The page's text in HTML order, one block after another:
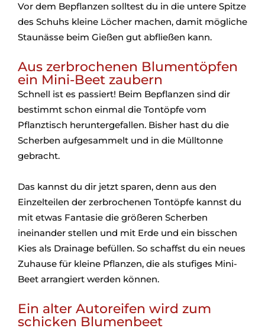
Vor dem Bepflanzen solltest du in die untere Spitze
des Schuhs kleine Löcher machen, damit mögliche
Staunässe beim Gießen gut abfließen kann.
Aus zerbrochenen Blumentöpfen
ein Mini-Beet zaubern
Schnell ist es passiert! Beim Bepflanzen sind dir
bestimmt schon einmal die Tontöpfe vom
Pflanztisch heruntergefallen. Bisher hast du die
Scherben aufgesammelt und in die Mülltonne
gebracht.
Das kannst du dir jetzt sparen, denn aus den
Einzelteilen der zerbrochenen Tontöpfe kannst du
mit etwas Fantasie die größeren Scherben
ineinander stellen und mit Erde und ein bisschen
Kies als Drainage befüllen. So schaffst du ein neues
Zuhause für kleine Pflanzen, die als stufiges Mini-
Beet arrangiert werden können.
Ein alter Autoreifen wird zum
schicken Blumenbeet